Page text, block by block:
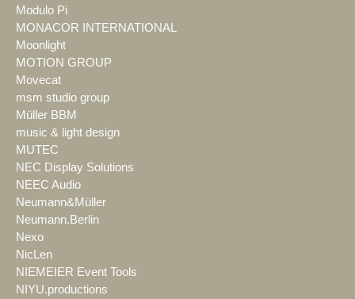
Modulo Pi
MONACOR INTERNATIONAL
Moonlight
MOTION GROUP
Movecat
msm studio group
Müller BBM
music & light design
MUTEC
NEC Display Solutions
NEEC Audio
Neumann&Müller
Neumann.Berlin
Nexo
NicLen
NIEMEIER Event Tools
NIYU.productions